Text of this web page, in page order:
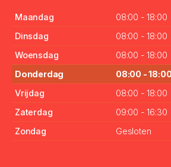
Maandag
08:00 - 18:00
Dinsdag
08:00 - 18:00
Woensdag
08:00 - 18:00
Donderdag
08:00 -
Vrijdag
08:00 - 18:00
Zaterdag
09:00 - 16:30
Zondag
Gesloten